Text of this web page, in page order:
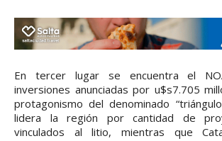
En tercer lugar se encuentra el
inversiones anunciadas por u$s7.705
protagonismo del denominado
lidera la región por cantidad de
vinculados al litio, mientras que